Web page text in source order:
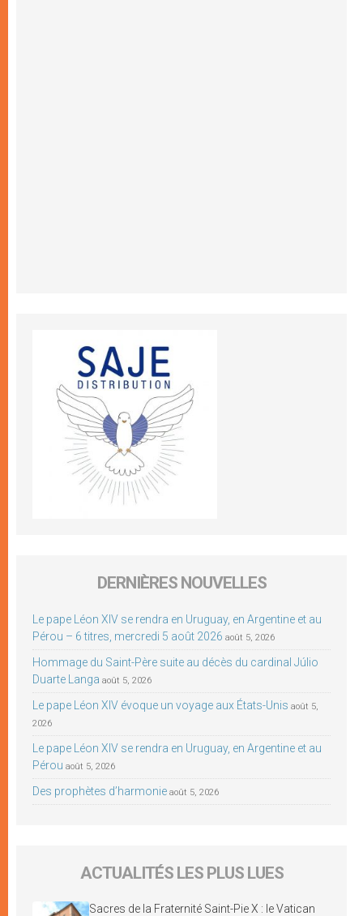
DERNIÈRES NOUVELLES
Le pape Léon XIV se rendra en Uruguay, en Argentine et au
Pérou – 6 titres, mercredi 5 août 2026 août 5, 2026
Hommage du Saint-Père suite au décès du cardinal Júlio
Duarte Langa août 5, 2026
Le pape Léon XIV évoque un voyage aux États-Unis août 5,
2026
Le pape Léon XIV se rendra en Uruguay, en Argentine et au
Pérou août 5, 2026
Des prophètes d’harmonie août 5, 2026
ACTUALITÉS LES PLUS LUES
Sacres de la Fraternité Saint-Pie X : le Vatican